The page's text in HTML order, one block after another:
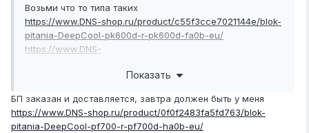
Возьми что то типа таких
https://www.DNS-shop.ru/product/c55f3cce7021144e/blok-
pitania-DeepCool-pk600d-r-pk600d-fa0b-eu/
https://www.DNS-
proton-600w-bulk-bdf-600s-bulk-fob/
пс
Обязательно замени старый БП...!
Показать
БП заказан и доставляется, завтра должен быть у меня
https://www.DNS-shop.ru/product/0f0f2483fa5fd763/blok-
pitania-DeepCool-pf700-r-pf700d-ha0b-eu/